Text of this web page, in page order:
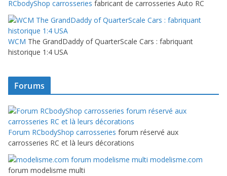
RCbodyShop carrosseries fabricant de carrosseries Auto RC
WCM The GrandDaddy of QuarterScale Cars : fabriquant
historique 1:4 USA
Forums
Forum RCbodyShop carrosseries forum réservé aux
carrosseries RC et là leurs décorations
modelisme.com
forum modelisme multi